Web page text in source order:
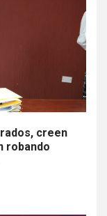
creen
robando